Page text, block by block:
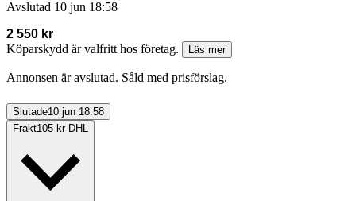
Avslutad 10 jun 18:58
2 550 kr
Köparskydd är valfritt hos företag.
Läs mer
Annonsen är avslutad. Såld med prisförslag.
Slutade10 jun 18:58
Frakt105 kr DHL